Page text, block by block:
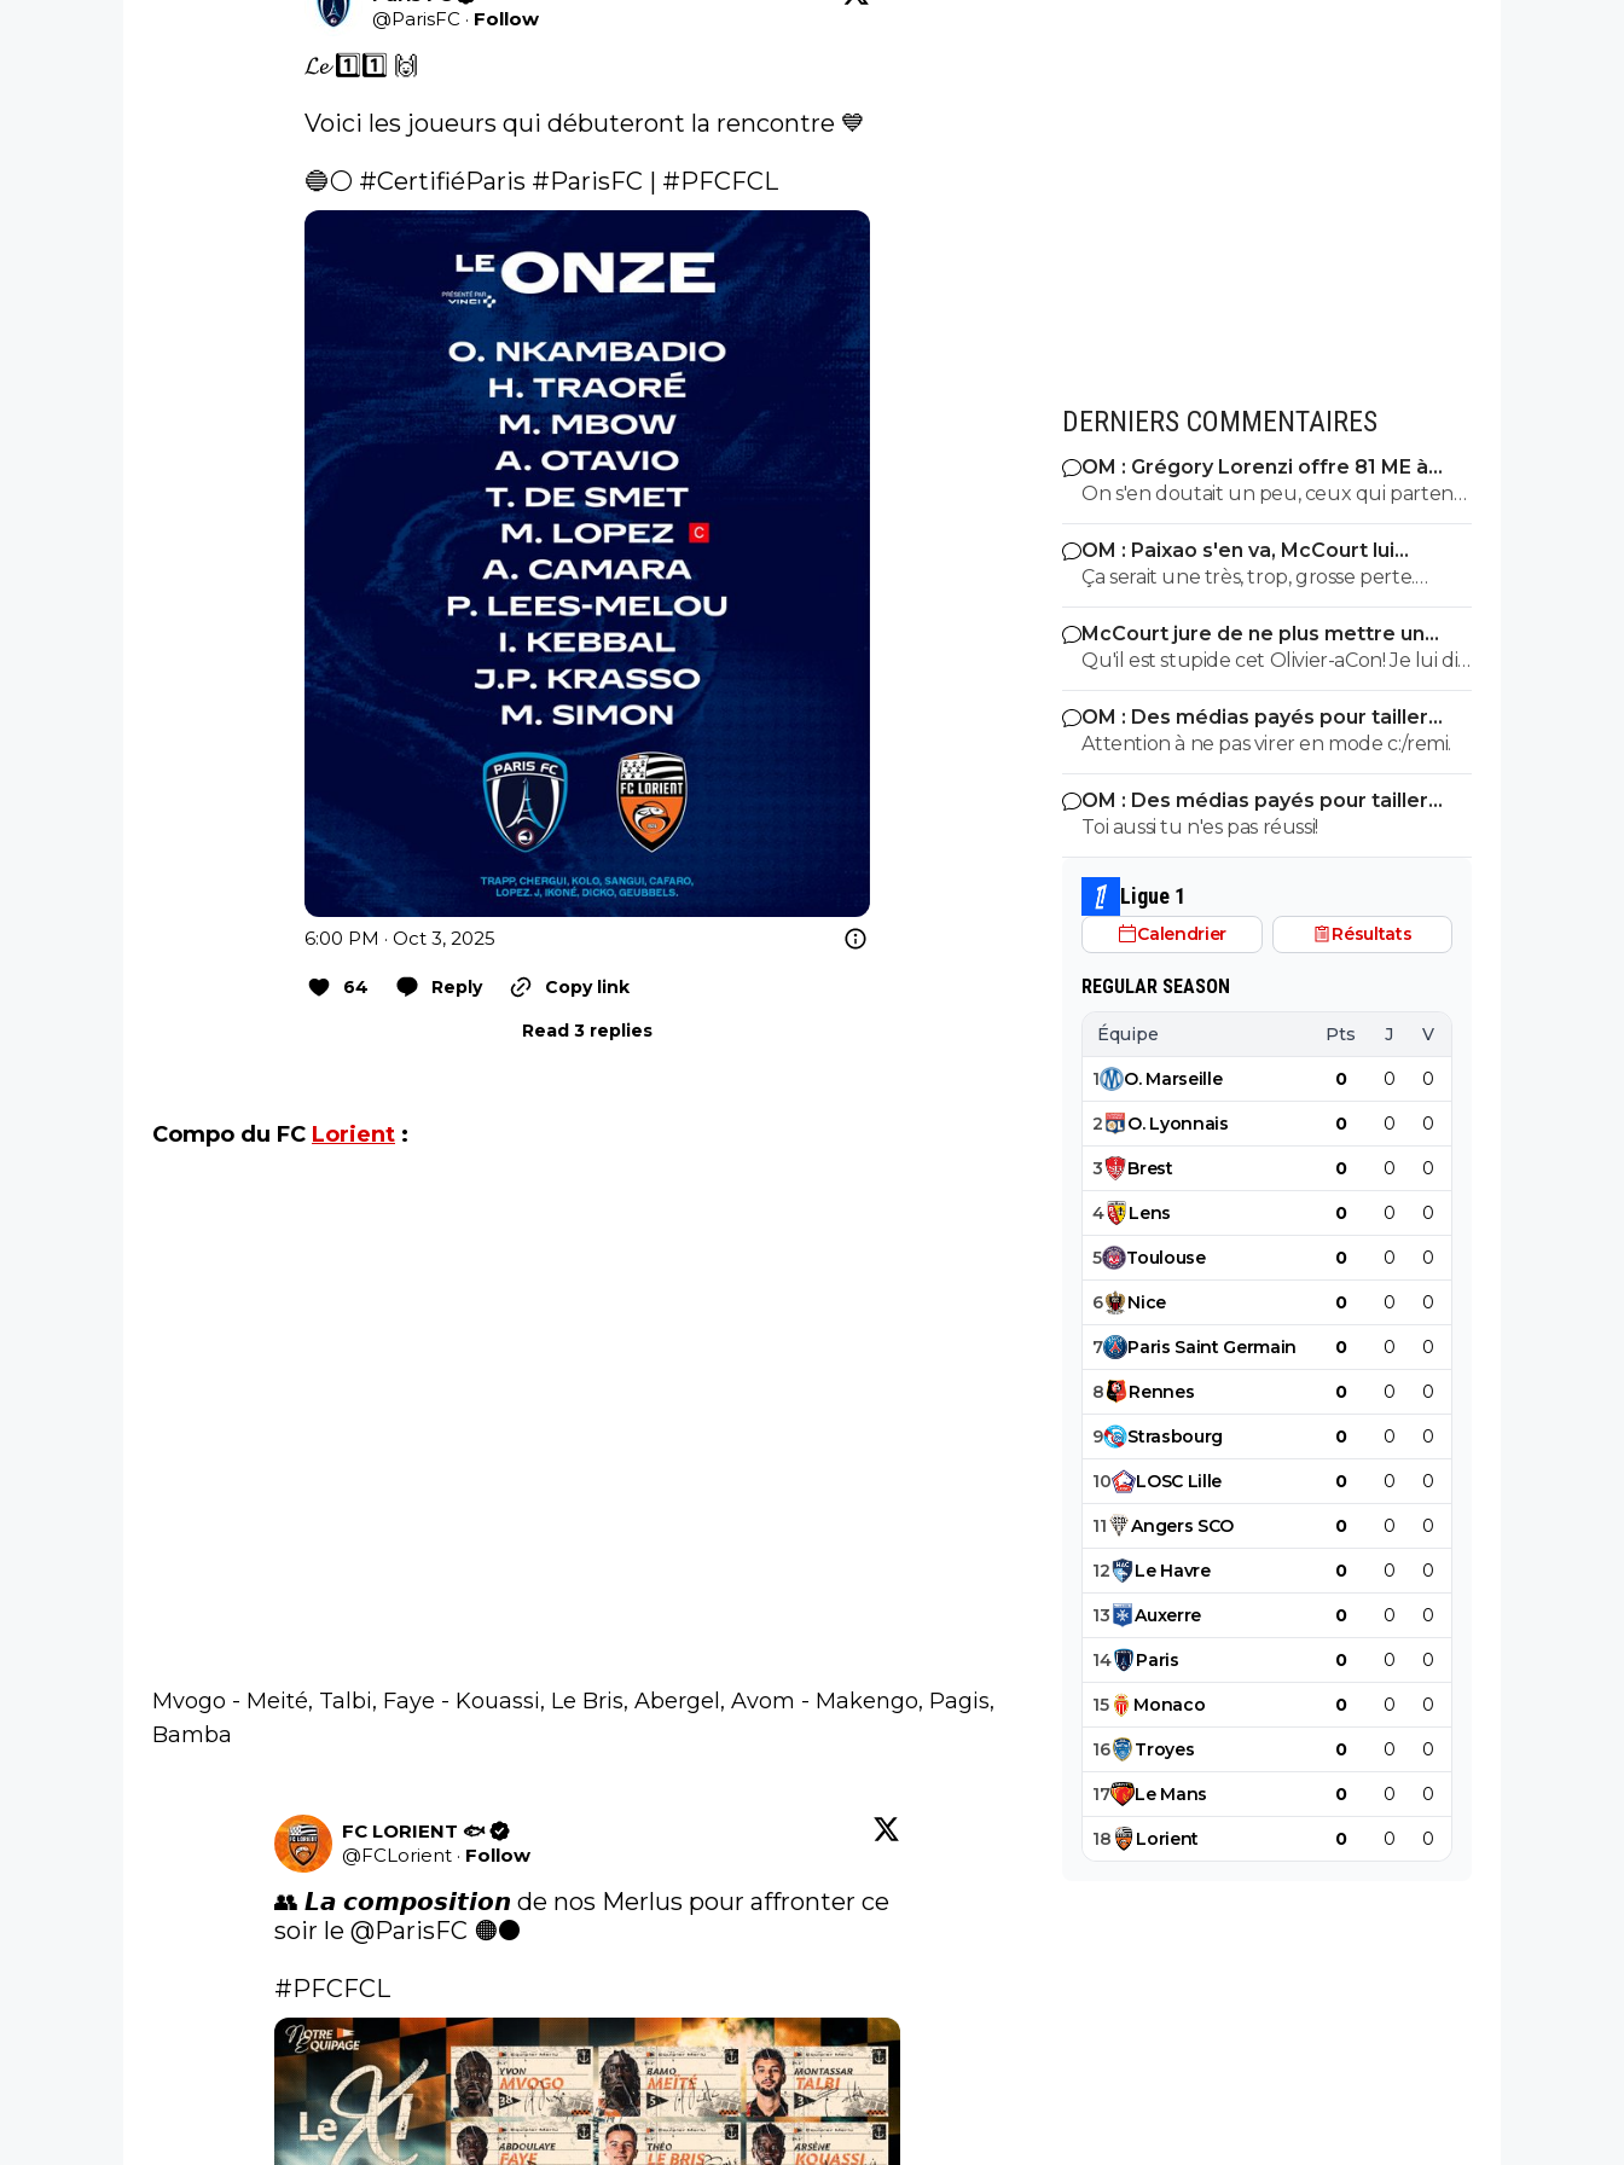
@ParisFC · Follow
𝓛𝓮 1️⃣1️⃣ 🙌
Voici les joueurs qui débuteront la rencontre 💙
🔵⚪️ #CertifiéParis #ParisFC | #PFCFCL
6:00 PM · Oct 3, 2025
64 Reply
Copy link
Read 3 replies
Compo du FC Lorient :
Mvogo - Meité, Talbi, Faye - Kouassi, Le Bris, Abergel, Avom - Makengo, Pagis,
Bamba
FC LORIENT 🐟
@FCLorient · Follow
👥 𝙇𝙖 𝙘𝙤𝙢𝙥𝙤𝙨𝙞𝙩𝙞𝙤𝙣 de nos Merlus pour affronter ce
soir le @ParisFC 🟠⚫️
#PFCFCL
DERNIERS COMMENTAIRES
OM : Grégory Lorenzi offre 81 ME à
Frank McCourt
On s'en doutait un peu, ceux qui partent
ne sont pas nécessairement ceux qu'on
aimerait voir partir. Et pour cause... Après
chaque cas est particulier mais quitte à
brader, autant brader des Kondogbia,
Harit, Moumbagna et autres Gomes, et
dans une moindre mesure ceux qui
veulent partir comme Hojbjerg.
OM : Paixao s'en va, McCourt lui
montre la sortie
Ça serait une très, trop, grosse perte.
Surtout pour y mettre Gouiri, que j'aime
pourtant bien. Mais à choisir, aucune
hésitation, c'est Paixao tous les jours.
McCourt jure de ne plus mettre un
euro à l’OM
Qu'il est stupide cet Olivier-aCon! Je lui dis
que je ne lis pas ses commentaires puérils
avec des émojis et il continue de me
répondre avec ses petites images de
gogol. Ça prouve bien ce que je dis, on voit
tout de suite qu'on a affaire à un teubé.^^
OM : Des médias payés pour tailler
l’OL, McCourt accusé
Attention à ne pas virer en mode c:/remi.
OM : Des médias payés pour tailler
l’OL, McCourt accusé
Toi aussi tu n'es pas réussi!
Ligue 1
Calendrier Résultats
REGULAR SEASON
Équipe Pts J V
1 O. Marseille 0 0 0
2 O. Lyonnais 0 0 0
3 Brest 0 0 0
4 Lens 0 0 0
5 Toulouse 0 0 0
6 Nice 0 0 0
7 Paris Saint Germain 0 0 0
8 Rennes 0 0 0
9 Strasbourg 0 0 0
10 LOSC Lille 0 0 0
11 Angers SCO 0 0 0
12 Le Havre 0 0 0
13 Auxerre 0 0 0
14 Paris 0 0 0
15 Monaco 0 0 0
16 Troyes 0 0 0
17 Le Mans 0 0 0
18 Lorient 0 0 0